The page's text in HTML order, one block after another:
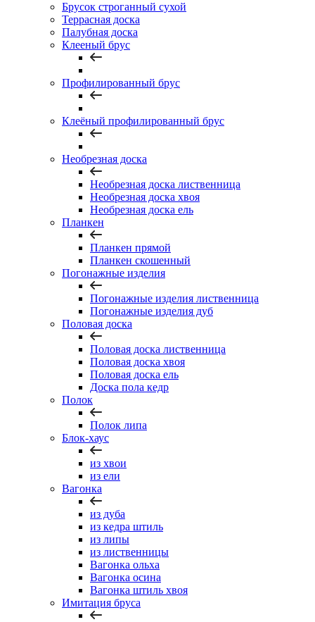
Брусок строганный сухой
Террасная доска
Палубная доска
Клееный брус
Профилированный брус
Клеёный профилированный брус
Необрезная доска
Необрезная доска лиственница
Необрезная доска хвоя
Необрезная доска ель
Планкен
Планкен прямой
Планкен скошенный
Погонажные изделия
Погонажные изделия лиственница
Погонажные изделия дуб
Половая доска
Половая доска лиственница
Половая доска хвоя
Половая доска ель
Доска пола кедр
Полок
Полок липа
Блок-хаус
из хвои
из ели
Вагонка
из дуба
из кедра штиль
из липы
из лиственницы
Вагонка ольха
Вагонка осина
Вагонка штиль хвоя
Имитация бруса